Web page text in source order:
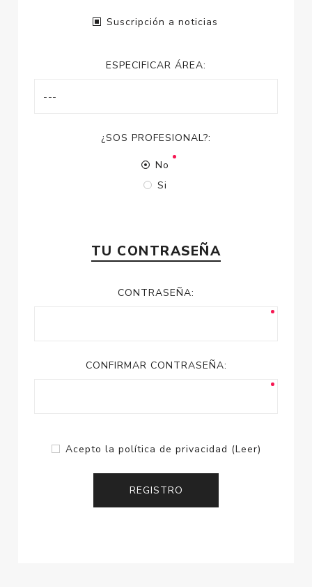
Suscripción a noticias
ESPECIFICAR ÁREA:
¿SOS PROFESIONAL?:
No
Si
TU CONTRASEÑA
CONTRASEÑA:
CONFIRMAR CONTRASEÑA:
Acepto la política de privacidad (Leer)